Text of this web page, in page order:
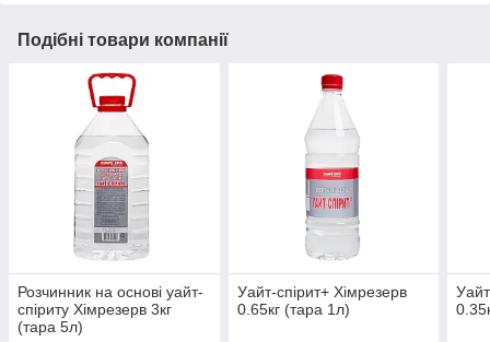
Подібні товари компанії
Розчинник на основі уайт-
спіриту Хімрезерв 3кг
(тара 5л)
Уайт-спірит+ Хімрезерв
0.65кг (тара 1л)